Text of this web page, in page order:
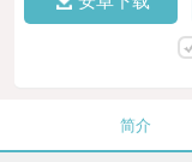
简介